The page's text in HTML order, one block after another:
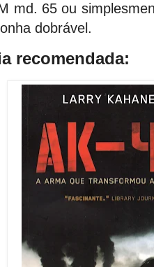
md. 65 ou
dobrável.
recomendada: